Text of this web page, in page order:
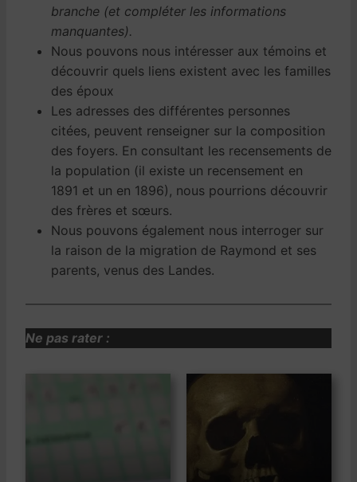
branche (et compléter les informations
manquantes).
Nous pouvons nous intéresser aux témoins et
découvrir quels liens existent avec les familles
des époux
Les adresses des différentes personnes
citées, peuvent renseigner sur la composition
des foyers. En consultant les recensements de
la population (il existe un recensement en
1891 et un en 1896), nous pourrions découvrir
des frères et sœurs.
Nous pouvons également nous interroger sur
la raison de la migration de Raymond et ses
parents, venus des Landes.
Ne pas rater :